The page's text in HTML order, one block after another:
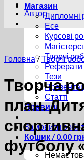
Магазин
Дипломні
Есе
Курсові
Творчі
Реферати
Тези
Статті
Правила
Замовити
Кошик /0.00
Немає
Автор
Головна /Творчі
Творча
план.
футболу